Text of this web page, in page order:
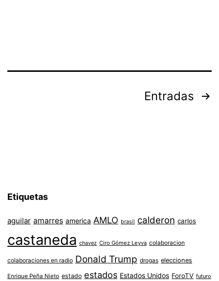
Entradas
Etiquetas
aguilar amarres america AMLO brasil calderon carlos
castaneda chavez Ciro Gómez Leyva colaboracion
colaboraciones en radio Donald Trump drogas elecciones
Enrique Peña Nieto estado estados Estados Unidos ForoTV futuro